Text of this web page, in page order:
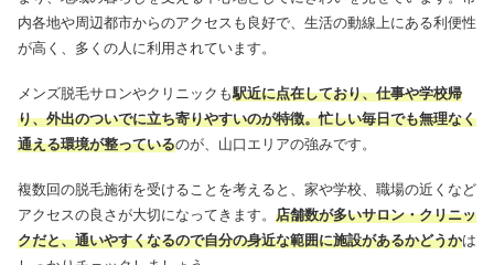
内各地や周辺都市からのアクセスも良好で、生活の動線上にある利便性
が高く、多くの人に利用されています。
メンズ脱毛サロンやクリニックも駅近に点在しており、仕事や学校帰
り、外出のついでに立ち寄りやすいのが特徴。忙しい毎日でも無理なく
通える環境が整っているのが、山口エリアの強みです。
複数回の脱毛施術を受けることを考えると、家や学校、職場の近くなど
アクセスの良さが大切になってきます。 店舗数が多いサロン・クリニッ
クだと、通いやすくなるので自分の身近な範囲に施設があるかどうかは